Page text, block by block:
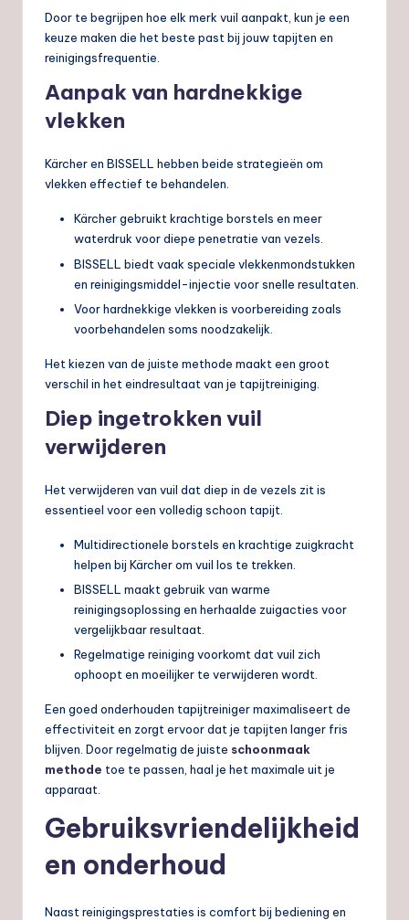
Door te begrijpen hoe elk merk vuil aanpakt, kun je een
keuze maken die het beste past bij jouw tapijten en
reinigingsfrequentie.
Aanpak van hardnekkige
vlekken
Kärcher en BISSELL hebben beide strategieën om
vlekken effectief te behandelen.
Kärcher gebruikt krachtige borstels en meer
waterdruk voor diepe penetratie van vezels.
BISSELL biedt vaak speciale vlekkenmondstukken
en reinigingsmiddel-injectie voor snelle resultaten.
Voor hardnekkige vlekken is voorbereiding zoals
voorbehandelen soms noodzakelijk.
Het kiezen van de juiste methode maakt een groot
verschil in het eindresultaat van je tapijtreiniging.
Diep ingetrokken vuil
verwijderen
Het verwijderen van vuil dat diep in de vezels zit is
essentieel voor een volledig schoon tapijt.
Multidirectionele borstels en krachtige zuigkracht
helpen bij Kärcher om vuil los te trekken.
BISSELL maakt gebruik van warme
reinigingsoplossing en herhaalde zuigacties voor
vergelijkbaar resultaat.
Regelmatige reiniging voorkomt dat vuil zich
ophoopt en moeilijker te verwijderen wordt.
Een goed onderhouden tapijtreiniger maximaliseert de
effectiviteit en zorgt ervoor dat je tapijten langer fris
blijven. Door regelmatig de juiste schoonmaak
methode toe te passen, haal je het maximale uit je
apparaat.
Gebruiksvriendelijkheid
en onderhoud
Naast reinigingsprestaties is comfort bij bediening en